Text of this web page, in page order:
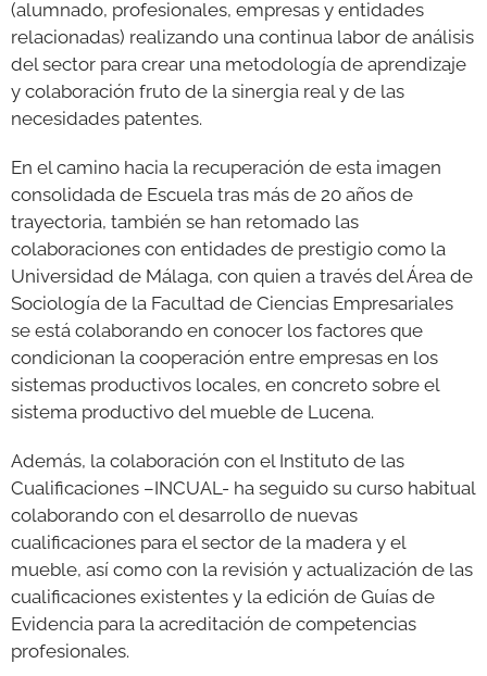
(alumnado, profesionales, empresas y entidades
relacionadas) realizando una continua labor de análisis
del sector para crear una metodología de aprendizaje
y colaboración fruto de la sinergia real y de las
necesidades patentes.
En el camino hacia la recuperación de esta imagen
consolidada de Escuela tras más de 20 años de
trayectoria, también se han retomado las
colaboraciones con entidades de prestigio como la
Universidad de Málaga, con quien a través del Área de
Sociología de la Facultad de Ciencias Empresariales
se está colaborando en conocer los factores que
condicionan la cooperación entre empresas en los
sistemas productivos locales, en concreto sobre el
sistema productivo del mueble de Lucena.
Además, la colaboración con el Instituto de las
Cualificaciones –INCUAL- ha seguido su curso habitual
colaborando con el desarrollo de nuevas
cualificaciones para el sector de la madera y el
mueble, así como con la revisión y actualización de las
cualificaciones existentes y la edición de Guías de
Evidencia para la acreditación de competencias
profesionales.